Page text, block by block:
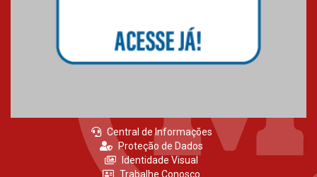
04.08.2026
Central de Informações
Proteção de Dados
Identidade Visual
Trabalhe Conosco